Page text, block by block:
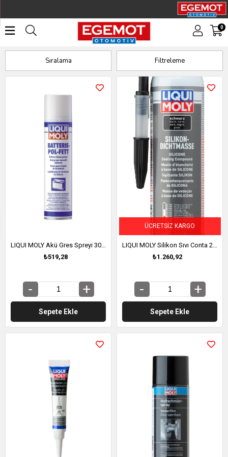
0
Filtreleme
Sıralama
₺519,28
Sepete Ekle
₺1.260,92
Sepete Ekle
ÜCRETSIZ KARGO